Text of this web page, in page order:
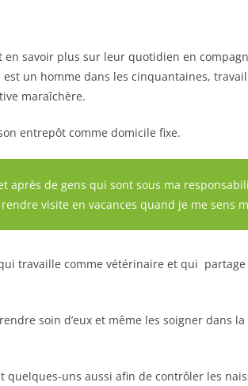
savoir plus sur leur quotidien en
un homme dans les cinquantaines,
maraîchère.
entrepôt comme domicile fixe.
après de gens qui sont sous ma
visite en vacances quand je me sens
travaille comme vétérinaire et qui partage
soin d’eux et même les soigner dans
uns aussi afin de contrôler les